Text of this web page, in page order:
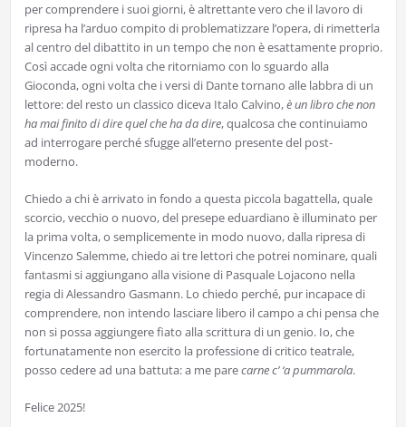
per comprendere i suoi giorni, è altrettante vero che il lavoro di
ripresa ha l’arduo compito di problematizzare l’opera, di rimetterla
al centro del dibattito in un tempo che non è esattamente proprio.
Così accade ogni volta che ritorniamo con lo sguardo alla
Gioconda, ogni volta che i versi di Dante tornano alle labbra di un
lettore: del resto un classico diceva Italo Calvino,è un libro che non
ha mai finito di dire quel che ha da dire, qualcosa che continuiamo
ad interrogare perché sfugge all’eterno presente del post-
moderno.
Chiedo a chi è arrivato in fondo a questa piccola bagattella, quale
scorcio, vecchio o nuovo, del presepe eduardiano è illuminato per
la prima volta, o semplicemente in modo nuovo, dalla ripresa di
Vincenzo Salemme, chiedo ai tre lettori che potrei nominare, quali
fantasmi si aggiungano alla visione di Pasquale Lojacono nella
regia di Alessandro Gasmann. Lo chiedo perché, pur incapace di
comprendere, non intendo lasciare libero il campo a chi pensa che
non si possa aggiungere fiato alla scrittura di un genio. Io, che
fortunatamente non esercito la professione di critico teatrale,
posso cedere ad una battuta: a me parecarne c’ ‘a pummarola.
Felice 2025!